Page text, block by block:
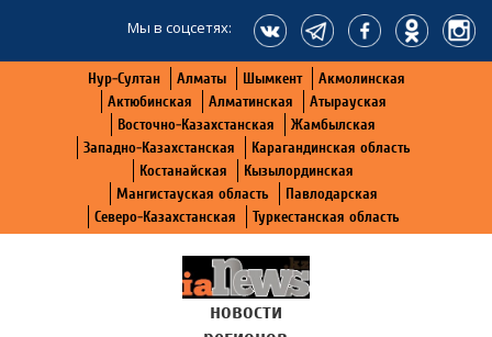
Мы в соцсетях:
Нур-Султан Алматы Шымкент
Акмолинская
Актюбинская
Алматинская
Атырауская
Восточно-Казахстанская
Жамбылская
Западно-Казахстанская
Карагандинская область
Костанайская
Кызылординская
Мангистауская область
Павлодарская
Северо-Казахстанская
Туркестанская область
новости